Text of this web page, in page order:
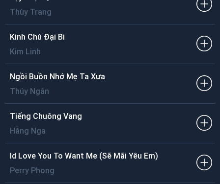
Thùy Trang
Kinh Chú Đại Bi
Kim Linh
Ngồi Buồn Nhớ Mẹ Ta Xưa
Thúy Ngân
Tiếng Chuông Vang
Hằng Nga
Id Love You To Want Me (Sẽ Mãi Yêu Em)
Perry Phong